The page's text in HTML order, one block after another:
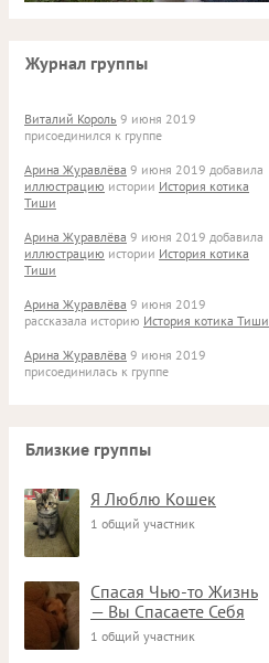
Журнал группы
Виталий Король 9 июня 2019
присоединился к группе
Арина Журавлёва 9 июня 2019 добавила
иллюстрацию истории История котика
Тиши
Арина Журавлёва 9 июня 2019 добавила
иллюстрацию истории История котика
Тиши
Арина Журавлёва 9 июня 2019
рассказала историю История котика Тиши
Арина Журавлёва 9 июня 2019
присоединилась к группе
Близкие группы
Я Люблю Кошек
1 общий участник
Спасая Чью-то Жизнь
— Вы Спасаете Себя
1 общий участник